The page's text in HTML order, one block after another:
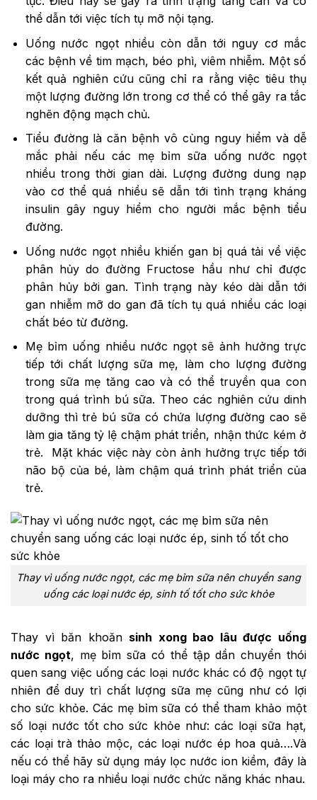
thể dẫn tới việc tích tụ mỡ nội tạng.
Uống nước ngọt nhiều còn dẫn tới nguy cơ mắc
các bệnh về tim mạch, béo phì, viêm nhiễm. Một số
kết quả nghiên cứu cũng chỉ ra rằng việc tiêu thụ
một lượng đường lớn trong cơ thể có thể gây ra tắc
nghẽn động mạch chủ.
Tiểu đường là căn bệnh vô cùng nguy hiểm và dễ
mắc phải nếu các mẹ bỉm sữa uống nước ngọt
nhiều trong thời gian dài. Lượng đường dung nạp
vào cơ thể quá nhiều sẽ dẫn tới tình trạng kháng
insulin gây nguy hiểm cho người mắc bệnh tiểu
đường.
Uống nước ngọt nhiều khiến gan bị quá tải về việc
phân hủy do đường Fructose hầu như chỉ được
phân hủy bởi gan. Tình trạng này kéo dài dẫn tới
gan nhiễm mỡ do gan đã tích tụ quá nhiều các loại
chất béo từ đường.
Mẹ bỉm uống nhiều nước ngọt sẽ ảnh hưởng trực
tiếp tới chất lượng sữa mẹ, làm cho lượng đường
trong sữa mẹ tăng cao và có thể truyền qua con
trong quá trình bú sữa. Theo các nghiên cứu dinh
dưỡng thì trẻ bú sữa có chứa lượng đường cao sẽ
làm gia tăng tỷ lệ chậm phát triển, nhận thức kém ở
trẻ. Mặt khác việc này còn ảnh hưởng trực tiếp tới
não bộ của bé, làm chậm quá trình phát triển của
trẻ.
Thay vì uống nước ngọt, các mẹ bỉm sữa nên chuyển sang
uống các loại nước ép, sinh tố tốt cho sức khỏe
Thay vì băn khoăn sinh xong bao lâu được uống
nước ngọt, mẹ bỉm sữa có thể tập dần chuyển thói
quen sang việc uống các loại nước khác có độ ngọt tự
nhiên để duy trì chất lượng sữa mẹ cũng như có lợi
cho sức khỏe. Các mẹ bỉm sữa có thể tham khảo một
số loại nước tốt cho sức khỏe như: các loại sữa hạt,
các loại trà thảo mộc, các loại nước ép hoa quả….Và
nếu có thể hãy sử dụng máy lọc nước ion kiềm, đây là
loại máy cho ra nhiều loại nước chức năng khác nhau.